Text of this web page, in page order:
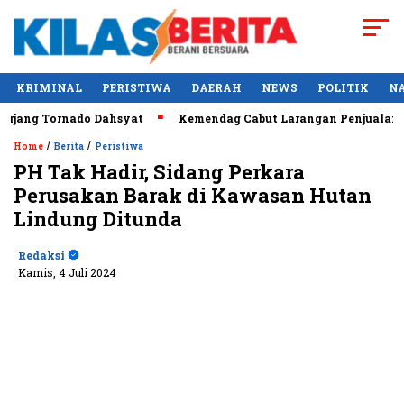
KRIMINAL PERISTIWA DAERAH NEWS POLITIK
Dahsyat Kemendag Cabut Larangan Penjualan
Home / Berita / Peristiwa
PH Tak Hadir, Sidang Perkara
Perusakan Barak di Kawasan Hutan
Lindung Ditunda
Redaksi
Kamis, 4 Juli 2024